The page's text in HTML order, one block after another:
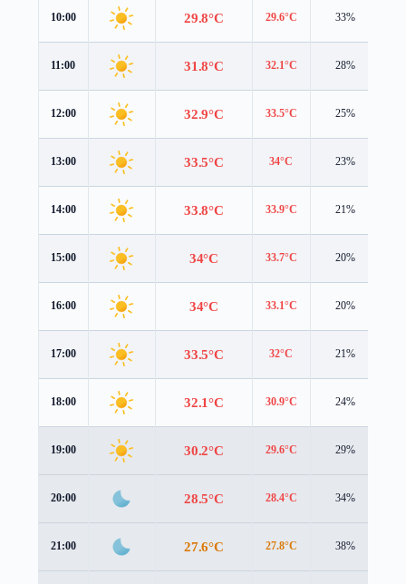
10:00 29.8°C 29.6°C 33%
11:00 31.8°C 32.1°C 28%
12:00 32.9°C 33.5°C 25%
13:00 33.5°C 34°C 23%
14:00 33.8°C 33.9°C 21%
15:00 34°C 33.7°C 20%
16:00 34°C 33.1°C 20%
17:00 33.5°C 32°C 21%
18:00 32.1°C 30.9°C 24%
19:00 30.2°C 29.6°C 29%
20:00 28.5°C 28.4°C 34%
21:00 27.6°C 27.8°C 38%